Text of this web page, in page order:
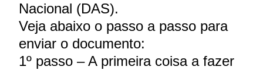
Nacional (DAS).
Veja abaixo o passo a passo para
enviar o documento:
1º passo – A primeira coisa a fazer